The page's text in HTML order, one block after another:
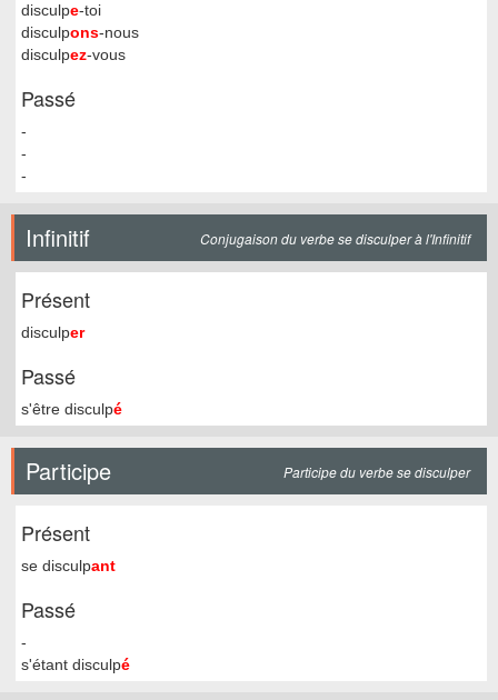
disculpe-toi
disculpons-nous
disculpez-vous
Passé
-
-
-
Infinitif Conjugaison du verbe se disculper à l'Infinitif
Présent
disculper
Passé
s'être disculpé
Participe Participe du verbe se disculper
Présent
se disculpant
Passé
-
s'étant disculpé